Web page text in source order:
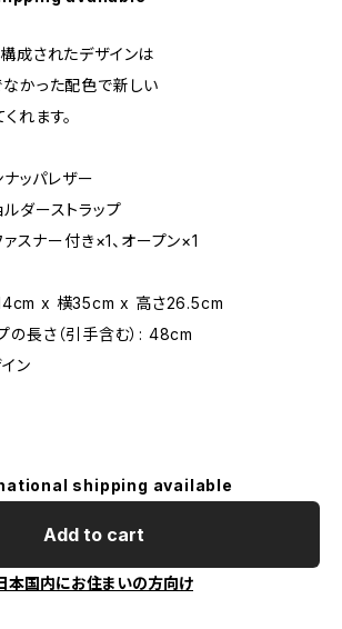
成されたデザインは
かった配色で新しい
れます。
ッパレザー
ダーストラップ
スナー付き×1、オープン×1
14cm x 横35cm x 高さ26.5cm
の長さ（引手含む）: 48cm
ン
shipping available
Add to cart
本国内にお住まいの方向け